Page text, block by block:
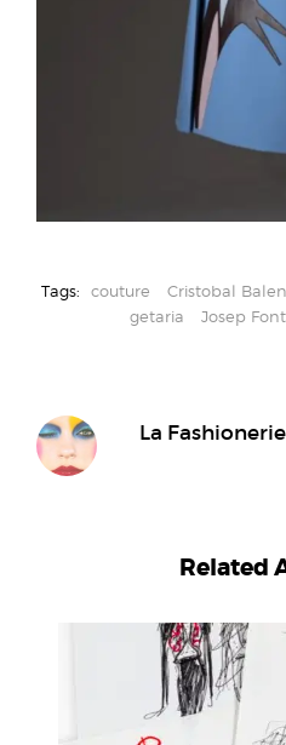
Tags: couture Cristobal
getaria
Josep Font
La Fashionerie
Related